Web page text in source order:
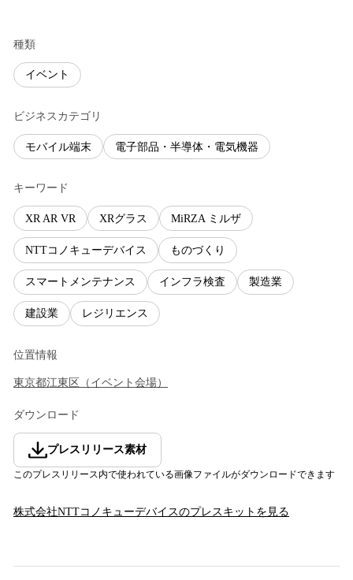
種類
イベント
ビジネスカテゴリ
モバイル端末 電子部品・半導体・電気機器
キーワード
XR AR VR XRグラス MiRZA ミルザ
NTTコノキューデバイス ものづくり
スマートメンテナンス インフラ検査 製造業
建設業 レジリエンス
位置情報
東京都江東区 （ イベント会場）
ダウンロード
プレスリリース素材
このプレスリリース内で使われている画像ファイルがダウンロードできます
株式会社NTTコノキューデバイスのプレスキットを見る